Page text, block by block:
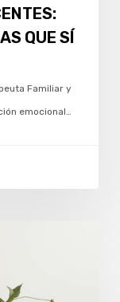
QUE SÍ
Familiar y
emocional…